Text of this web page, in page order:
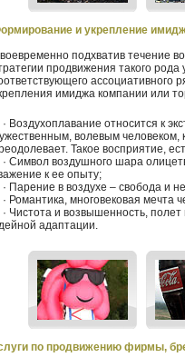
и укрепление
подхватив течение
продвижения такого
ассоциативного
имиджа компании или
Воздухоплавание относится к
волевым человеком,
Такое восприятие,
Символ воздушного шара
к ее опыту;
Парение в воздухе – свобода и
Романтика, многовековая мечта
Чистота и возвышенность,
адаптации.
по продвижению фирмы,